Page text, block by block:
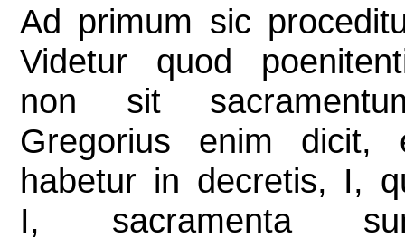
Ad primum sic
Videtur quod
non sit
Gregorius enim dicit,
habetur in decretis, I,
I, sacramenta